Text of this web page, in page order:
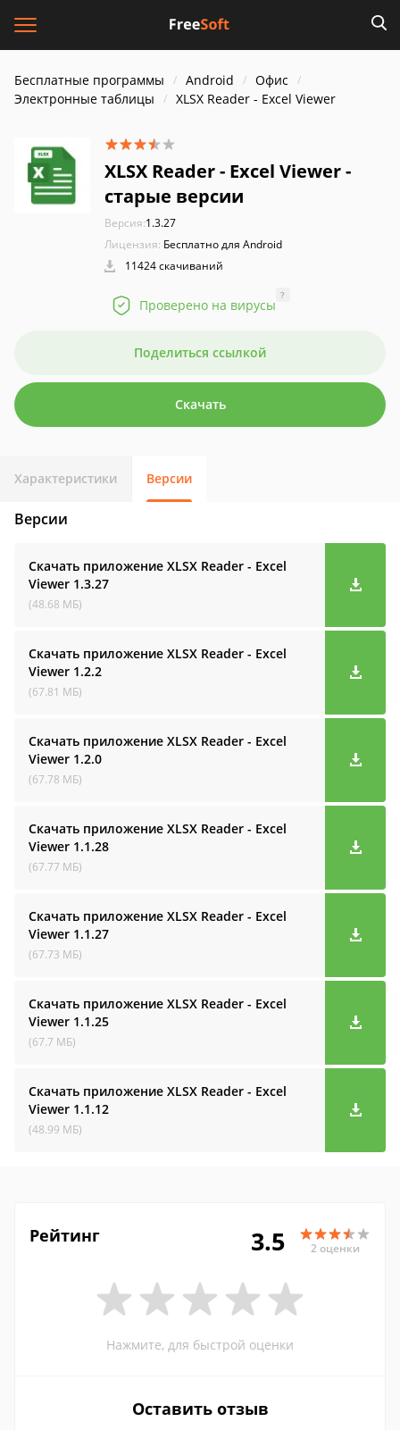
Бесплатные программы Android
Офис
Электронные таблицы
XLSX Reader - Excel Viewer
XLSX Reader - Excel Viewer -
старые версии
Версия:1.3.27
Лицензия: Бесплатно для Android
11424 скачиваний
Проверено на вирусы
?
Поделиться ссылкой
Скачать
Характеристики Версии
Версии
Скачать приложение XLSX Reader - Excel
Viewer 1.3.27
(48.68 МБ)
Скачать приложение XLSX Reader - Excel
Viewer 1.2.2
(67.81 МБ)
Скачать приложение XLSX Reader - Excel
Viewer 1.2.0
(67.78 МБ)
Скачать приложение XLSX Reader - Excel
Viewer 1.1.28
(67.77 МБ)
Скачать приложение XLSX Reader - Excel
Viewer 1.1.27
(67.73 МБ)
Скачать приложение XLSX Reader - Excel
Viewer 1.1.25
(67.7 МБ)
Скачать приложение XLSX Reader - Excel
Viewer 1.1.12
(48.99 МБ)
Рейтинг 3.5 2 оценки
Нажмите, для быстрой оценки
Оставить отзыв